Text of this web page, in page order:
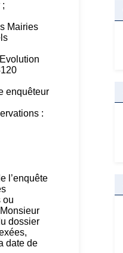
;
Mairies
enquêteur
:
l’enquête
ou
dossier
date de